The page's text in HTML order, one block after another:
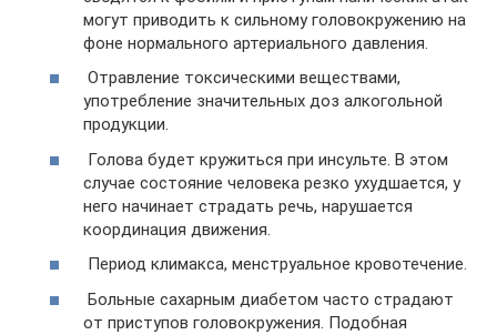
могут приводить к сильному головокружению на
фоне нормального артериального давления.
Отравление токсическими веществами,
употребление значительных доз алкогольной
продукции.
Голова будет кружиться при инсульте. В этом
случае состояние человека резко ухудшается, у
него начинает страдать речь, нарушается
координация движения.
Период климакса, менструальное кровотечение.
Больные сахарным диабетом часто страдают
от приступов головокружения. Подобная